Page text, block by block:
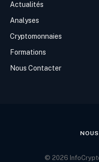
Actualités
Analyses
Cryptomonnaies
Formations
Nous Contacter
© 2026